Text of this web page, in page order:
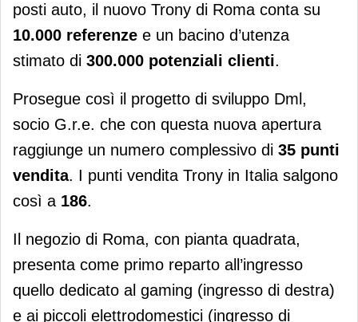
posti auto, il nuovo Trony di Roma conta su
10.000 referenze e un bacino d’utenza
stimato di 300.000 potenziali clienti.
Prosegue così il progetto di sviluppo Dml,
socio G.r.e. che con questa nuova apertura
raggiunge un numero complessivo di 35 punti
vendita. I punti vendita Trony in Italia salgono
così a 186.
Il negozio di Roma, con pianta quadrata,
presenta come primo reparto all’ingresso
quello dedicato al gaming (ingresso di destra)
e ai piccoli elettrodomestici (ingresso di